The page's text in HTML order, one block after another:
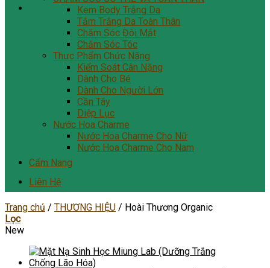
Kem Body Trắng Da
Tắm Trắng Da Toàn Thân
Chăm Sóc Đôi Mắt
Chăm Sóc Tóc
Thực Phẩm Chức Năng
Kiểm Soát Cân Nặng
Dành Cho Bé
Dành Cho Người Lớn
Cần Tây
Diệp Lục
Nước Hoa Charme
Nước Hoa Charme Cho Nữ
Nước Hoa Charme Cho Nam
Cẩm Nang
Liên Hệ
Trang chủ / THƯƠNG HIỆU / Hoài Thương Organic
Lọc
New